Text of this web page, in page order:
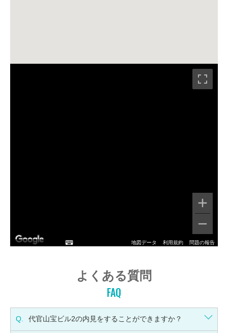
地図データ 利用規約 問題の報告
よくある質問
FAQ
Q. 代官山宝ビル2の内見をすることができますか？